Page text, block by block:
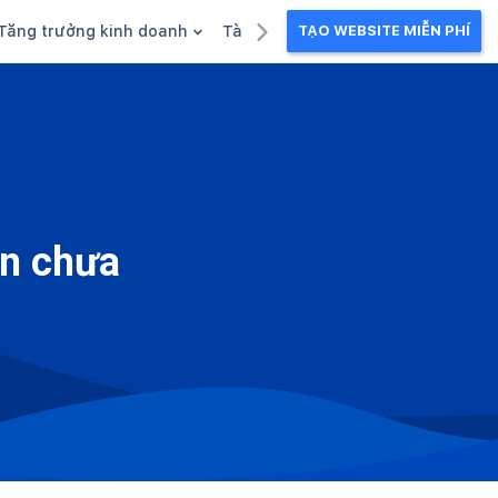
trưởng kinh doanh Tài liệu kinh doanhTẠO WEBSITE MIỄN PHÍ
chưa